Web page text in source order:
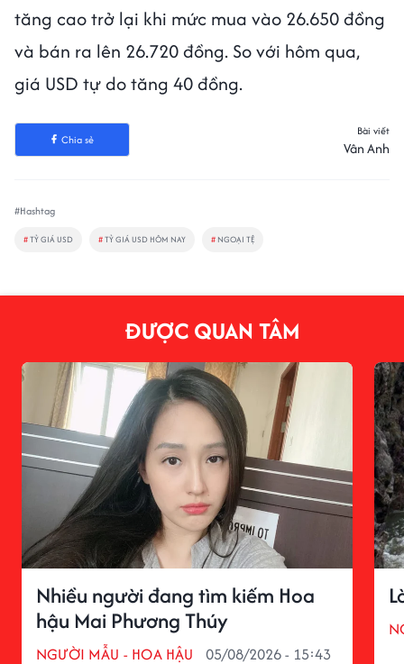
tăng cao trở lại khi mức mua vào 26.650 đồng
và bán ra lên 26.720 đồng. So với hôm qua,
giá USD tự do tăng 40 đồng.
Chia sẻ
Bài viết
Vân Anh
#Hashtag
#TỶ GIÁ USD #TỶ GIÁ USD HÔM NAY # NGOẠI TỆ
ĐƯỢC QUAN TÂM
Nhiều người đang tìm kiếm Hoa
hậu Mai Phương Thúy
NGƯỜI MẪU - HOA HẬU 05/08/2026 - 15:43